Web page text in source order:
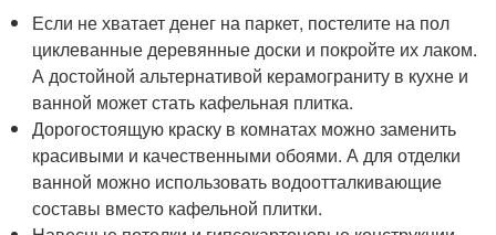
Если не хватает денег на паркет, постелите на пол
циклеванные деревянные доски и покройте их лаком.
А достойной альтернативой керамограниту в кухне и
ванной может стать кафельная плитка.
Дорогостоящую краску в комнатах можно заменить
красивыми и качественными обоями. А для отделки
ванной можно использовать водоотталкивающие
составы вместо кафельной плитки.